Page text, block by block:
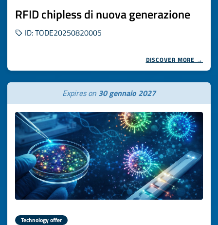
RFID chipless di nuova generazione
ID: TODE20250820005
DISCOVER MORE →
Expires on 30 gennaio 2027
Technology offer